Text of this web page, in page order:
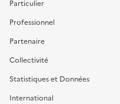
Particulier
Professionnel
Partenaire
Collectivité
Statistiques et Données
International